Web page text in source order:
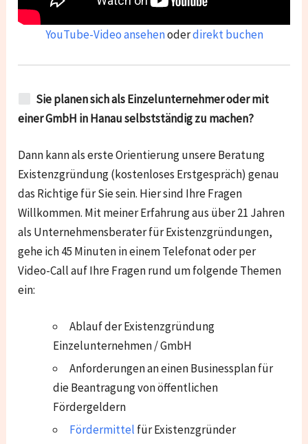
YouTube-Video ansehenoderdirekt buchen
Sie planen sich als Einzelunternehmer oder mit
einer GmbH in Hanau selbstständig zu machen?
Dann kann als erste Orientierung unsere Beratung
Existenzgründung (kostenloses Erstgespräch) genau
das Richtige für Sie sein. Hier sind Ihre Fragen
Willkommen. Mit meiner Erfahrung aus über 21 Jahren
als Unternehmensberater für Existenzgründungen,
gehe ich 45 Minuten in einem Telefonat oder per
Video-Call auf Ihre Fragen rund um folgende Themen
ein:
Ablauf der Existenzgründung
Einzelunternehmen / GmbH
Anforderungen an einen Businessplan für
die Beantragung von öffentlichen
Fördergeldern
Fördermittel für Existenzgründer